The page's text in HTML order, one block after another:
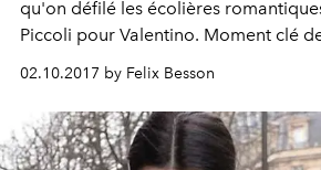
qu'on défilé les écolières
Piccoli pour Valentino. Moment clé
parisienne, on y a vu les plus grands
mode internationale, au même titre
du cinéma, de la chanson, des
simplement des catwalks.
02.10.2017 by Felix Besson